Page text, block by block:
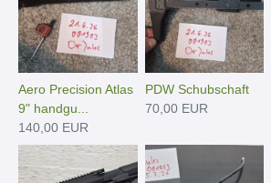
Aero Precision Atlas
9" handgu...
140,00 EUR
PDW Schubschaft
70,00 EUR